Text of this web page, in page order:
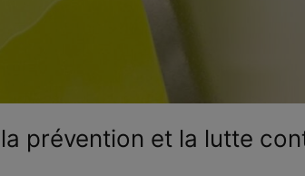
prévention et la lutte